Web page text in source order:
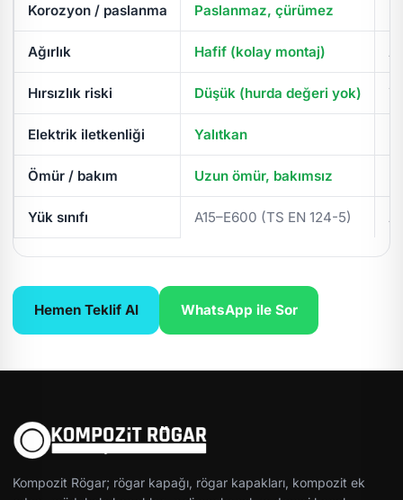
Korozyon / paslanma Paslanmaz, çürümez
Ağırlık Hafif (kolay montaj)
Hırsızlık riski Düşük (hurda değeri yok)
Elektrik iletkenliği Yalıtkan
Ömür / bakım Uzun ömür, bakımsız
Yük sınıfı A15–E600 (TS EN 124-5)
Hemen Teklif Al WhatsApp ile Sor
Kompozit Rögar; rögar kapağı, rögar kapakları, kompozit ek